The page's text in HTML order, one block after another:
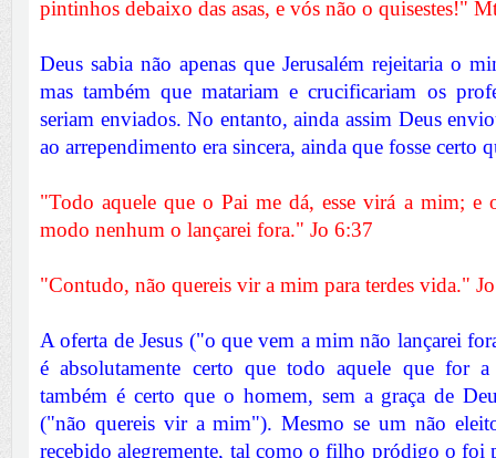
pintinhos debaixo das asas, e vós não o quisestes!"
Deus sabia não apenas que Jerusalém rejeitaria o
mas também que matariam e crucificariam os
seriam enviados. No entanto, ainda assim Deus
ao arrependimento era sincera, ainda que fosse certo
"Todo aquele que o Pai me dá, esse virá a mim; e
modo nenhum o lançarei fora." Jo 6:37
"Contudo, não quereis vir a mim para terdes vida."
A oferta de Jesus ("o que vem a mim não lançarei
é absolutamente certo que todo aquele que for
também é certo que o homem, sem a graça de
("não quereis vir a mim"). Mesmo se um não
recebido alegremente, tal como o filho pródigo o foi